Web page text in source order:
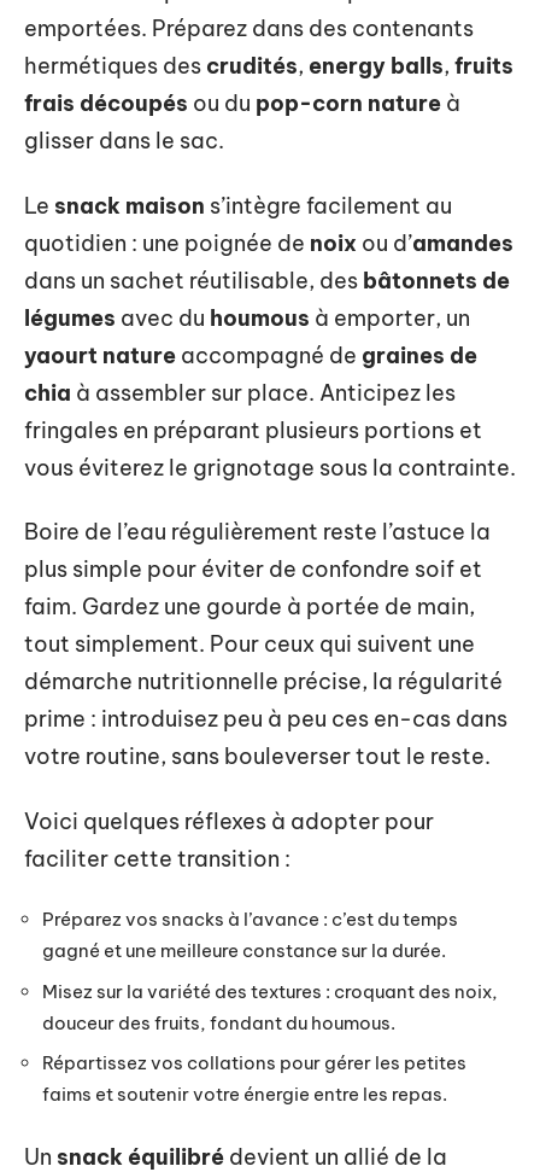
emportées. Préparez dans des contenants
hermétiques des crudités, energy balls, fruits
frais découpés ou du pop-corn nature à
glisser dans le sac.
Le snack maison s’intègre facilement au
quotidien : une poignée de noix ou d’amandes
dans un sachet réutilisable, des bâtonnets de
légumes avec du houmous à emporter, un
yaourt nature accompagné de graines de
chia à assembler sur place. Anticipez les
fringales en préparant plusieurs portions et
vous éviterez le grignotage sous la contrainte.
Boire de l’eau régulièrement reste l’astuce la
plus simple pour éviter de confondre soif et
faim. Gardez une gourde à portée de main,
tout simplement. Pour ceux qui suivent une
démarche nutritionnelle précise, la régularité
prime : introduisez peu à peu ces en-cas dans
votre routine, sans bouleverser tout le reste.
Voici quelques réflexes à adopter pour
faciliter cette transition :
Préparez vos snacks à l’avance : c’est du temps
gagné et une meilleure constance sur la durée.
Misez sur la variété des textures : croquant des noix,
douceur des fruits, fondant du houmous.
Répartissez vos collations pour gérer les petites
faims et soutenir votre énergie entre les repas.
Un snack équilibré devient un allié de la